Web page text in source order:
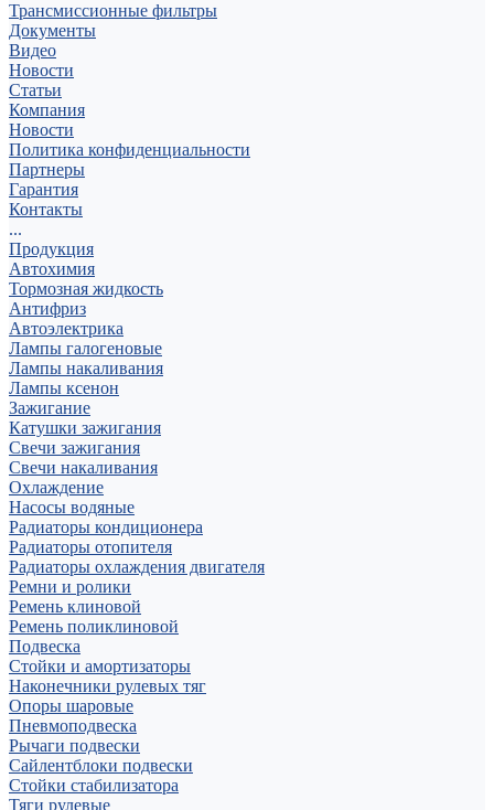
Трансмиссионные фильтры
Документы
Видео
Новости
Статьи
Компания
Новости
Политика конфиденциальности
Партнеры
Гарантия
Контакты
...
Продукция
Автохимия
Тормозная жидкость
Антифриз
Автоэлектрика
Лампы галогеновые
Лампы накаливания
Лампы ксенон
Зажигание
Катушки зажигания
Свечи зажигания
Свечи накаливания
Охлаждение
Насосы водяные
Радиаторы кондиционера
Радиаторы отопителя
Радиаторы охлаждения двигателя
Ремни и ролики
Ремень клиновой
Ремень поликлиновой
Подвеска
Стойки и амортизаторы
Наконечники рулевых тяг
Опоры шаровые
Пневмоподвеска
Рычаги подвески
Сайлентблоки подвески
Стойки стабилизатора
Тяги рулевые